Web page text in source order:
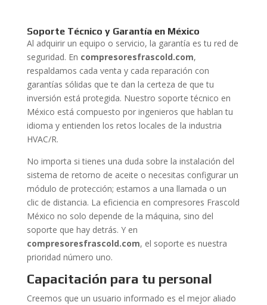
Soporte Técnico y Garantía en México
Al adquirir un equipo o servicio, la garantía es tu red de
seguridad. En compresoresfrascold.com,
respaldamos cada venta y cada reparación con
garantías sólidas que te dan la certeza de que tu
inversión está protegida. Nuestro soporte técnico en
México está compuesto por ingenieros que hablan tu
idioma y entienden los retos locales de la industria
HVAC/R.
No importa si tienes una duda sobre la instalación del
sistema de retorno de aceite o necesitas configurar un
módulo de protección; estamos a una llamada o un
clic de distancia. La eficiencia en compresores Frascold
México no solo depende de la máquina, sino del
soporte que hay detrás. Y en
compresoresfrascold.com, el soporte es nuestra
prioridad número uno.
Capacitación para tu personal
Creemos que un usuario informado es el mejor aliado